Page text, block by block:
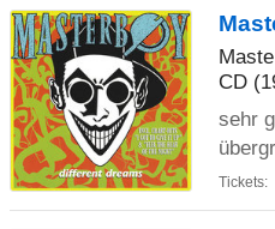
CD
sehr
Tickets: